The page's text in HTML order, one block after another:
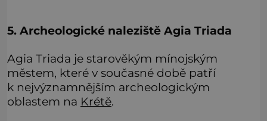
5. Archeologické naleziště Agia Triada
Agia Triada je starověkým mínojským
městem, které v současné době patří
k nejvýznamnějším archeologickým
oblastem na Krétě.